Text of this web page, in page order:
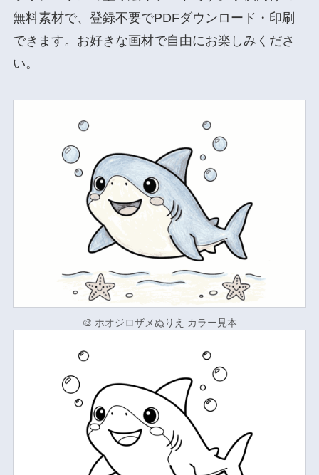
無料素材で、登録不要でPDFダウンロード・印刷
できます。お好きな画材で自由にお楽しみくださ
い。
🎨 ホオジロザメぬりえ カラー見本